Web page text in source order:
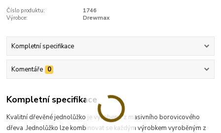
Číslo produktu:
1746
Výrobce:
Drewmax
Kompletní specifikace
Komentáře 0
Kompletní specifikace
Kvalitní dřevěné jednolůžko je vyrobeno z masivního borovicového
dřeva .Jednolůžko lze kombinovat se každým výrobkem vyroběným z